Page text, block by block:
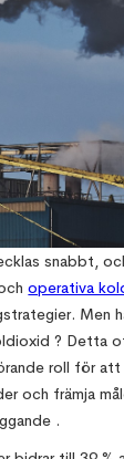
snabbt,
operativa
Men
? Detta
roll för att
och främja
.